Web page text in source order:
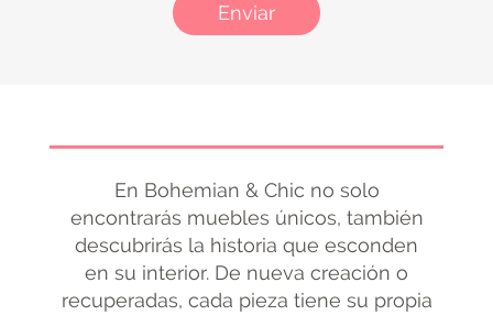
Enviar
En Bohemian & Chic no solo
encontrarás muebles únicos, también
descubrirás la historia que esconden
en su interior. De nueva creación o
recuperadas, cada pieza tiene su propia